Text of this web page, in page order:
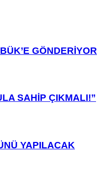
GÖNDERİYOR
SAHİP ÇIKMALI!”
YAPILACAK